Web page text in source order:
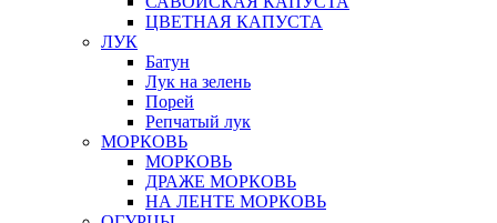
ЦВЕТНАЯ КАПУСТА
ЛУК
Батун
Лук на зелень
Порей
Репчатый лук
МОРКОВЬ
МОРКОВЬ
ДРАЖЕ МОРКОВЬ
НА ЛЕНТЕ МОРКОВЬ